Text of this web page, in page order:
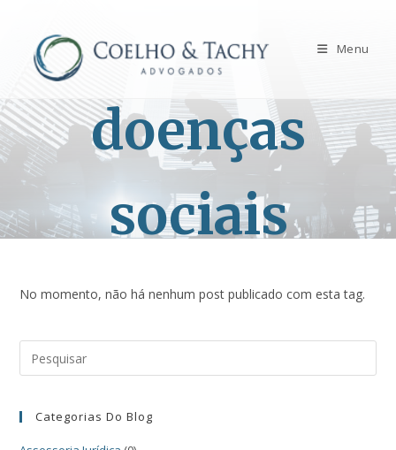
Menu
doenças
sociais
No momento, não há nenhum post publicado com esta tag.
Categorias Do Blog